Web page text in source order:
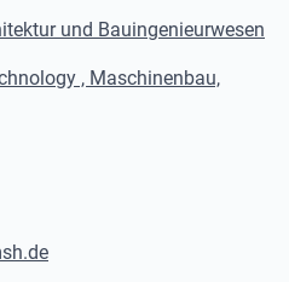
und Bauingenieurwesen
, Maschinenbau,